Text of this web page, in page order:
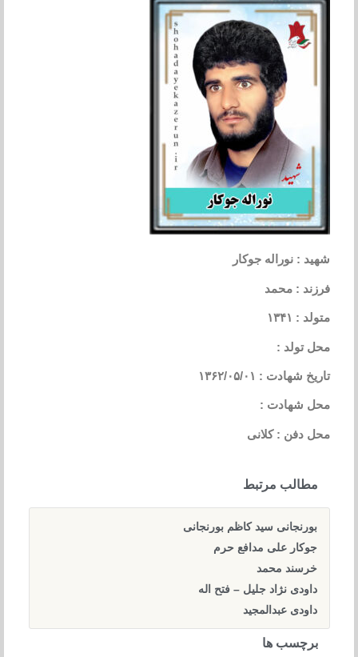
شهید : نوراله جوکار
فرزند : محمد
متولد : ۱۳۴۱
محل تولد :
تاریخ شهادت : ۱۳۶۲/۰۵/۰۱
محل شهادت :
محل دفن : کلانی
مطالب مرتبط
بورنجانی سید کاظم بورنجانی
جوکار علی مدافع حرم
خرسند محمد
داودی نژاد جلیل – فتح اله
داودی عبدالمجید
برچسب ها